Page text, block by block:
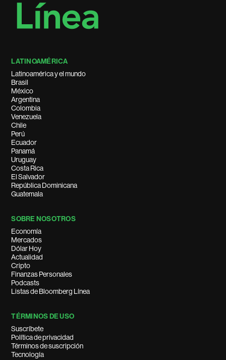
LATINOAMÉRICA
Latinoamérica y el mundo
Brasil
México
Argentina
Colombia
Venezuela
Chile
Perú
Ecuador
Panamá
Uruguay
Costa Rica
El Salvador
República Dominicana
Guatemala
SOBRE NOSOTROS
Economía
Mercados
Dólar Hoy
Actualidad
Cripto
Finanzas Personales
Podcasts
Listas de Bloomberg Línea
TÉRMINOS DE USO
Suscríbete
Política de privacidad
Términos de suscripción
Tecnología